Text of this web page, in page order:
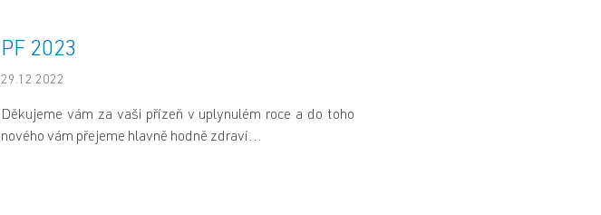
PF 2023
29.12.2022
Děkujeme vám za vaši přízeň v uplynulém roce a do toho
nového vám přejeme hlavně hodně zdraví...